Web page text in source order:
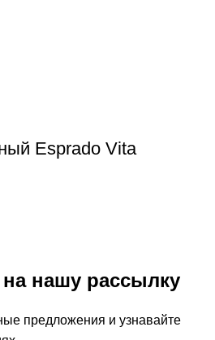
Esprado Vita
нашу рассылку
предложения и узнавайте